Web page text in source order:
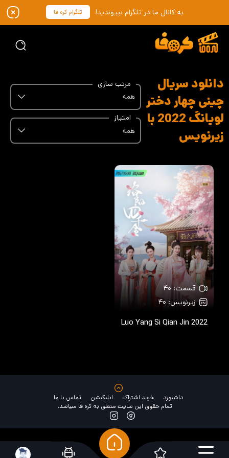
به کانال ما در تلگرام بپیوندید! تلگرام کره فا
دانلود سریال
چینی چهار دختر
لویانگ 2022 با
زیرنویس
مرتب سازی
همه
امتیاز
همه
قسمت: ۴۰
زیرنویس: ۴۰
Luo Yang Si Qian Jin2022
داشبورد خرید اشتراک اپلیکیشن
تماس با ما
تمام حقوق این سایت متعلق به کره فا میباشد.